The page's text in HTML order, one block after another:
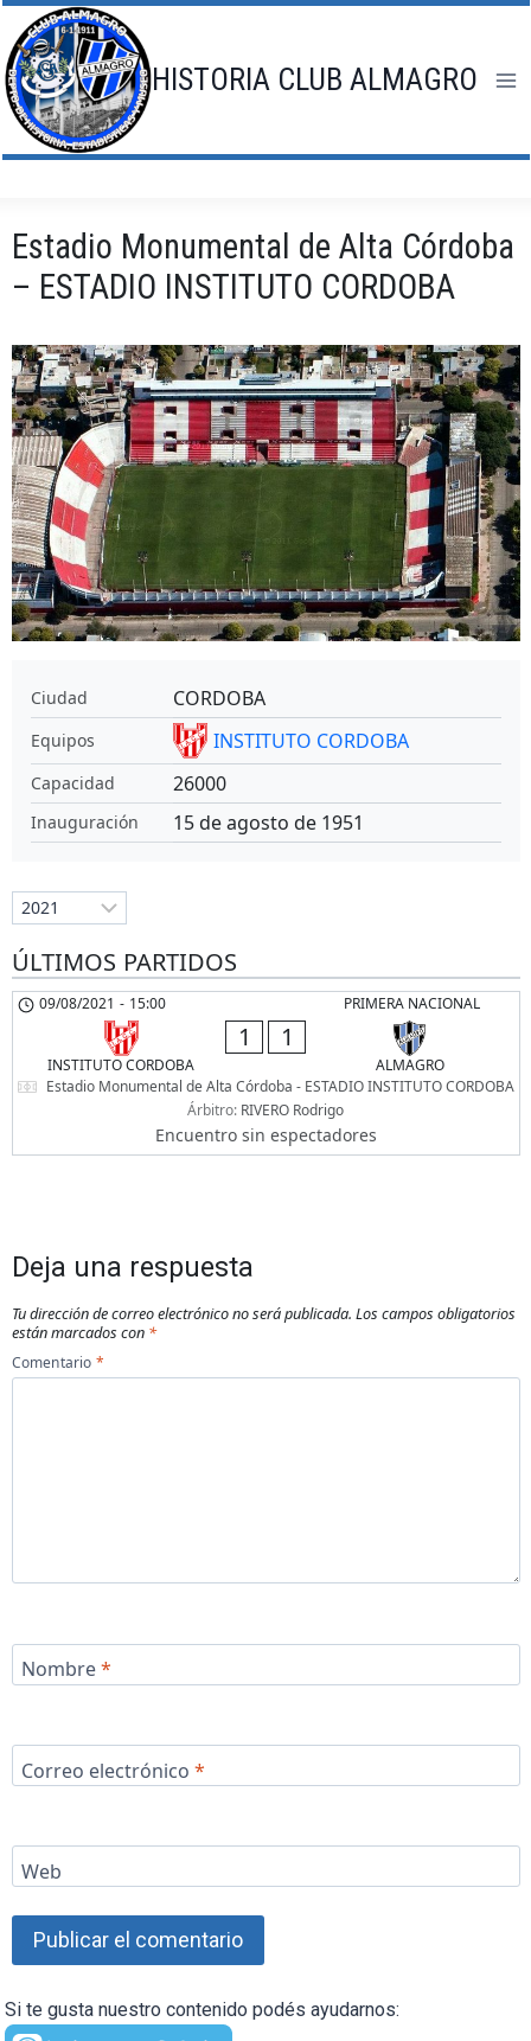
Saltar
al
contenido
HISTORIA CLUB ALMAGRO
Estadio Monumental de Alta Córdoba
– ESTADIO INSTITUTO CORDOBA
Ciudad CORDOBA
Equipos INSTITUTO CORDOBA
Capacidad 26000
Inauguración 15 de agosto de 1951
ÚLTIMOS PARTIDOS
PRIMERA NACIONAL
09/08/2021 - 15:00
INSTITUTO CORDOBA
1 1
ALMAGRO
Estadio Monumental de Alta Córdoba - ESTADIO INSTITUTO CORDOBA
Árbitro: RIVERO Rodrigo
Encuentro sin espectadores
Deja una respuesta
Tu dirección de correo electrónico no será publicada. Los campos obligatorios
están marcados con *
Comentario *
Nombre*
Correo electrónico *
Web
Si te gusta nuestro contenido podés ayudarnos: